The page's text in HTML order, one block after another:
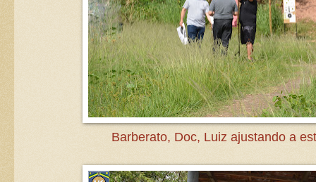
Barberato, Doc, Luiz ajustando a